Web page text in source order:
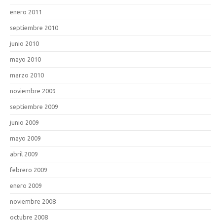
enero 2011
septiembre 2010
junio 2010
mayo 2010
marzo 2010
noviembre 2009
septiembre 2009
junio 2009
mayo 2009
abril 2009
febrero 2009
enero 2009
noviembre 2008
octubre 2008